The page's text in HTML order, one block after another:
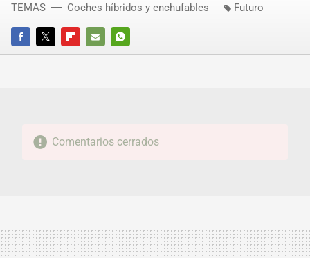
FACEBOOKTWITTERFLIPBOARD
E-
WHATSAPP
TEMAS Coches híbridos y enchufables Futuro
Comentarios cerrados